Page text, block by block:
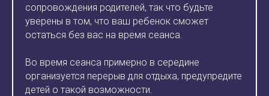
сопровождения родителей, так что будьте
уверены в том, что ваш ребенок сможет
остаться без вас на время сеанса.
Во время сеанса примерно в середине
организуется перерыв для отдыха, предупредите
детей о такой возможности.